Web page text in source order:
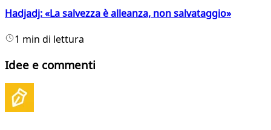
Hadjadj: «La salvezza è alleanza, non salvataggio»
1 min di lettura
Idee e commenti